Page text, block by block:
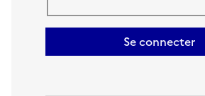
Se connecter